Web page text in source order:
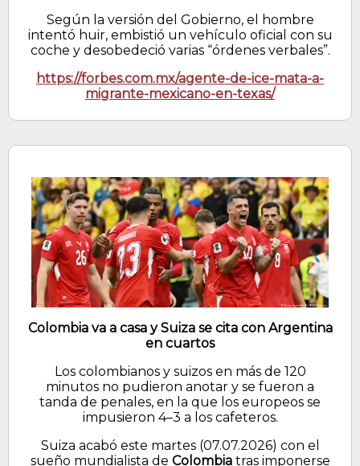
Según la versión del Gobierno, el hombre
intentó huir, embistió un vehículo oficial con su
coche y desobedeció varias “órdenes verbales”.
https://forbes.com.mx/agente-de-ice-mata-a-
migrante-mexicano-en-texas/
Colombia va a casa y Suiza se cita con Argentina
en cuartos
Los colombianos y suizos en más de 120
minutos no pudieron anotar y se fueron a
tanda de penales, en la que los europeos se
impusieron 4–3 a los cafeteros.
Suiza acabó este martes (07.07.2026) con el
sueño mundialista de Colombiatras imponerse